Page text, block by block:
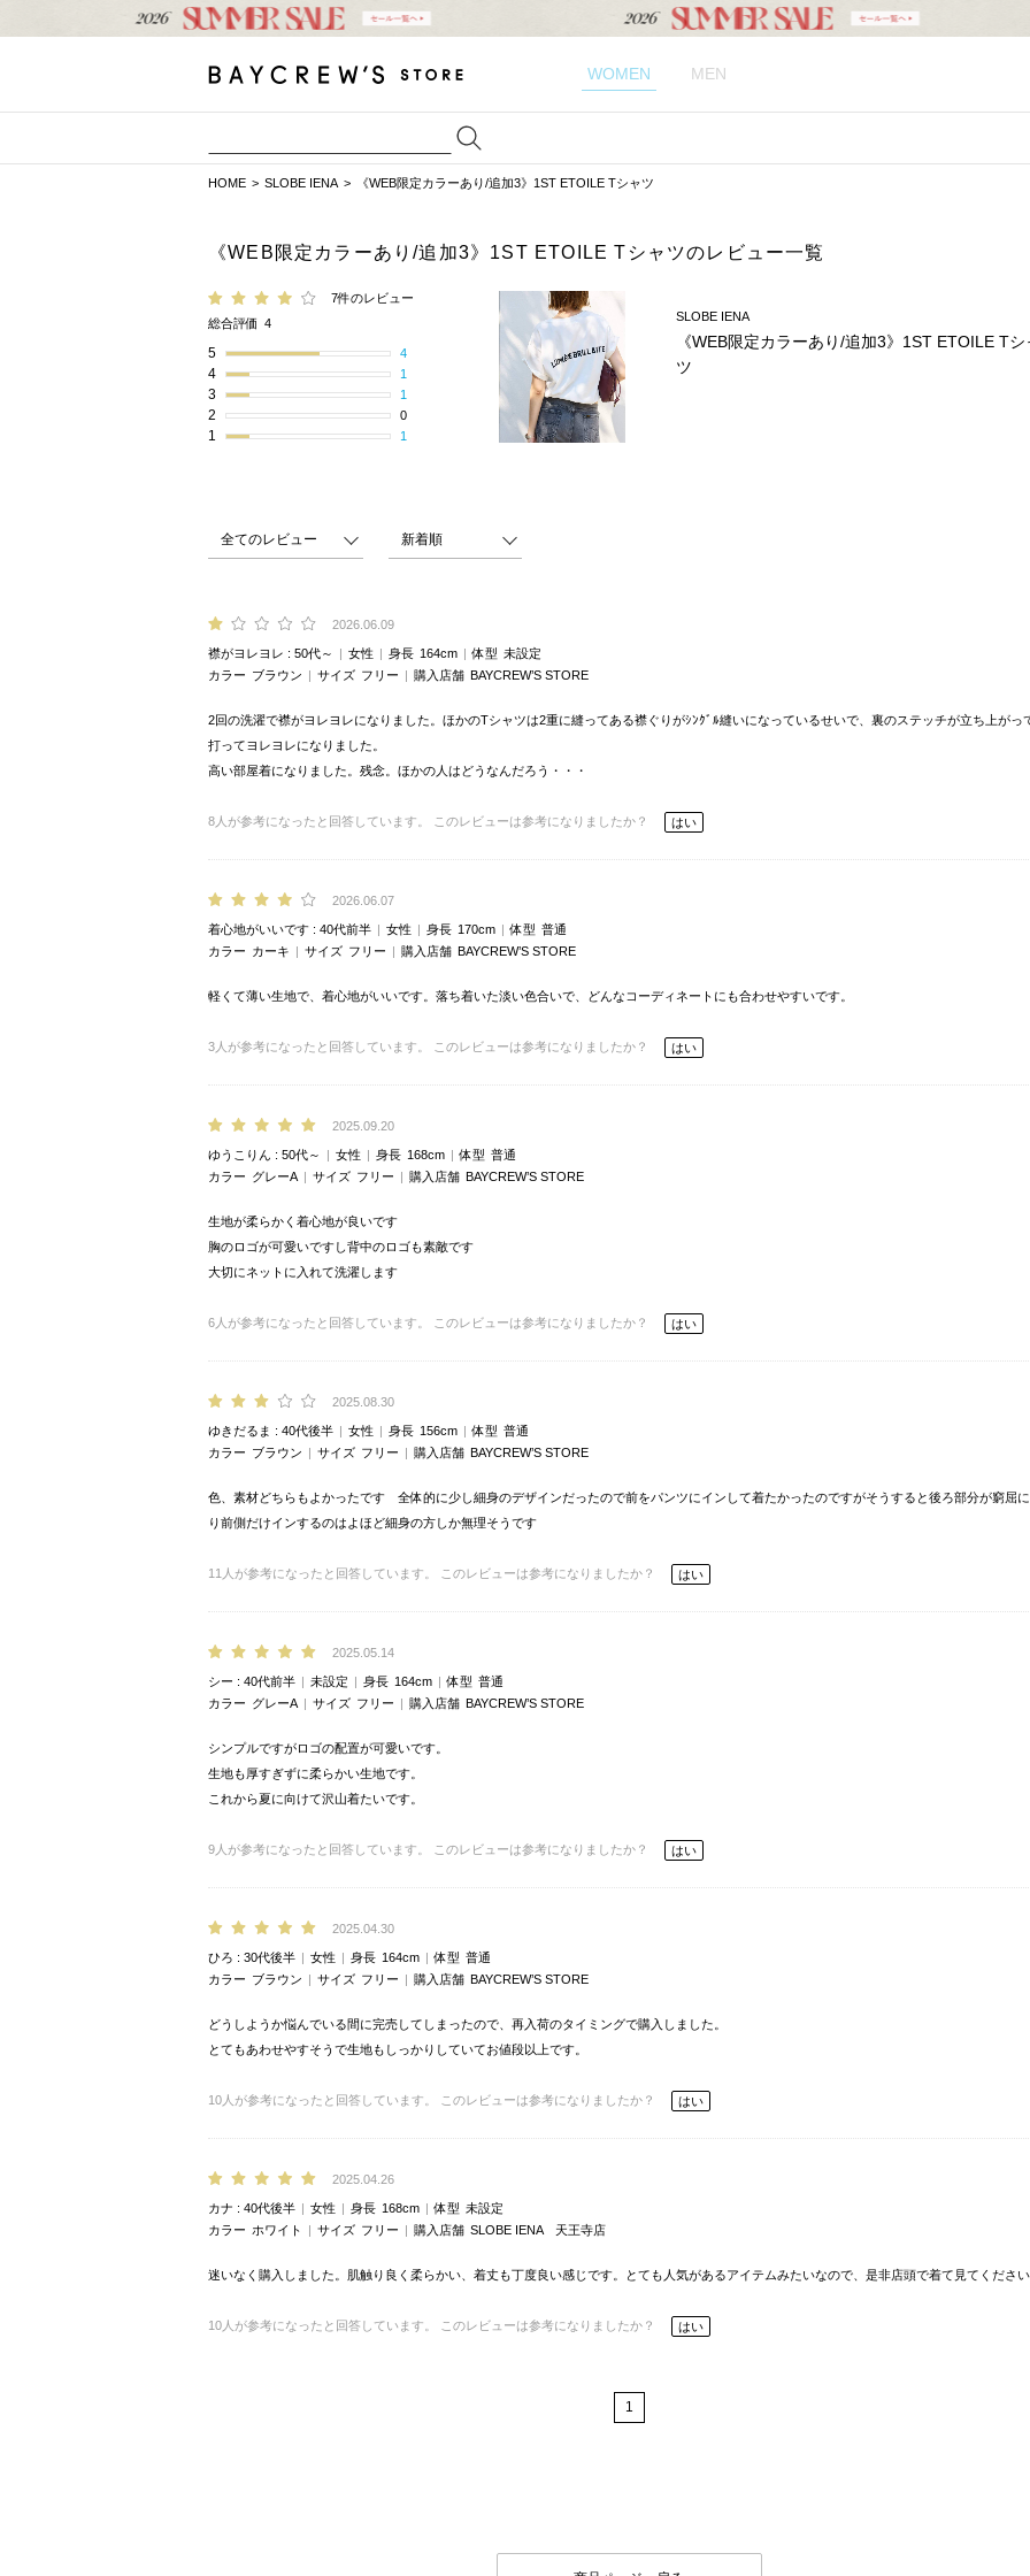
WOMEN MEN
HOME SLOBE IENA 《WEB限定カラーあり/追加3》1ST ETOILE Tシャツ
《WEB限定カラーあり/追加3》1ST ETOILE Tシャツのレビュー一覧
7件のレビュー
総合評価 4
5 4
4 1
3 1
2 0
1 1
SLOBE IENA
《WEB限定カラーあり/追加3》1ST ETOILE Tシ
ツ
2026.06.09
襟がヨレヨレ 50代～ 女性 身長 164cm 体型 未設定
カラー ブラウン サイズ フリー 購入店舗 BAYCREW’S STORE
2回の洗濯で襟がヨレヨレになりました。ほかのTシャツは2重に縫ってある襟ぐりがｼﾝｸﾞﾙ縫いになっているせいで、裏のステッチが立ち上がっ
打ってヨレヨレになりました。
高い部屋着になりました。残念。ほかの人はどうなんだろう・・・
8 人が参考になったと回答しています。 このレビューは参考になりましたか？ はい
2026.06.07
着心地がいいです 40代前半 女性 身長 170cm 体型 普通
カラー カーキ サイズ フリー 購入店舗 BAYCREW’S STORE
軽くて薄い生地で、着心地がいいです。落ち着いた淡い色合いで、どんなコーディネートにも合わせやすいです。
3 人が参考になったと回答しています。 このレビューは参考になりましたか？ はい
2025.09.20
ゆうこりん 50代～ 女性 身長 168cm 体型 普通
カラー グレーA サイズ フリー 購入店舗 BAYCREW’S STORE
生地が柔らかく着心地が良いです
胸のロゴが可愛いですし背中のロゴも素敵です
大切にネットに入れて洗濯します
6 人が参考になったと回答しています。 このレビューは参考になりましたか？ はい
2025.08.30
ゆきだるま 40代後半 女性 身長 156cm 体型 普通
カラー ブラウン サイズ フリー 購入店舗 BAYCREW’S STORE
色、素材どちらもよかったです 全体的に少し細身のデザインだったので前をパンツにインして着たかったのですがそうすると後ろ部分が窮屈
り前側だけインするのはよほど細身の方しか無理そうです
11 人が参考になったと回答しています。 このレビューは参考になりましたか？ はい
2025.05.14
シー 40代前半 未設定 身長 164cm 体型 普通
カラー グレーA サイズ フリー 購入店舗 BAYCREW’S STORE
シンプルですがロゴの配置が可愛いです。
生地も厚すぎずに柔らかい生地です。
これから夏に向けて沢山着たいです。
9 人が参考になったと回答しています。 このレビューは参考になりましたか？ はい
2025.04.30
ひろ 30代後半 女性 身長 164cm 体型 普通
カラー ブラウン サイズ フリー 購入店舗 BAYCREW’S STORE
どうしようか悩んでいる間に完売してしまったので、再入荷のタイミングで購入しました。
とてもあわせやすそうで生地もしっかりしていてお値段以上です。
10 人が参考になったと回答しています。 このレビューは参考になりましたか？ はい
2025.04.26
カナ 40代後半 女性 身長 168cm 体型 未設定
カラー ホワイト サイズ フリー 購入店舗 SLOBE IENA 天王寺店
迷いなく購入しました。肌触り良く柔らかい、着丈も丁度良い感じです。とても人気があるアイテムみたいなので、是非店頭で着て見てくださ
10 人が参考になったと回答しています。 このレビューは参考になりましたか？ はい
1